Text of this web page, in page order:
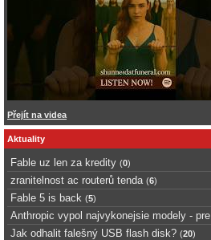
Přejít na videa
Aktuality
Fable uz len za kredity (0)
zranitelnost ac routerů tenda (6)
Fable 5 is back (5)
Anthropic vypol najvykonejsie modely -
Jak odhalit falešný USB flash disk? (20)